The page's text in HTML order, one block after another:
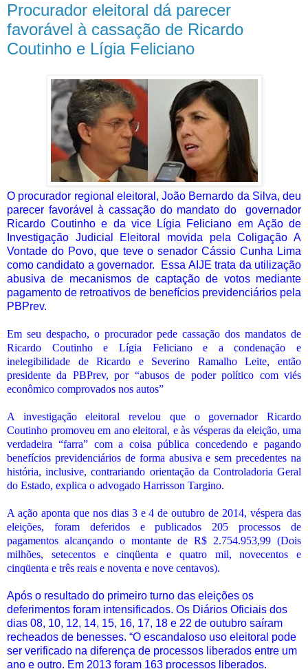
Procurador eleitoral dá parecer
favorável à cassação de Ricardo
Coutinho e Lígia Feliciano
O procurador regional eleitoral, João Bernardo da Silva, deu
parecer favorável à cassação do mandato do
governador
Ricardo Coutinho e da vice Lígia Feliciano em Ação de
Investigação Judicial Eleitoral movida pela Coligação A
Vontade do Povo, que teve o senador Cássio Cunha Lima
como candidato a governador.
Essa AIJE trata da utilização
abusiva de mecanismos de captação de votos mediante
pagamento de retroativos de benefícios previdenciários pela
PBPrev.
Em seu despacho, o procurador pede cassação dos mandatos de
Ricardo Coutinho e Lígia Feliciano e a condenação e
inelegibilidade de Ricardo e Severino Ramalho Leite, então
presidente da PBPrev, por “abusos de poder político com viés
econômico comprovados nos autos”
A investigação eleitoral revelou que o governador Ricardo
Coutinho promoveu em ano eleitoral, e às vésperas da eleição, uma
verdadeira “farra” com a coisa pública concedendo e pagando
benefícios previdenciários de forma abusiva e sem precedentes na
história, inclusive, contrariando orientação da Controladoria Geral
do Estado, explica o advogado Harrisson Targino.
A ação aponta que nos dias 3 e 4 de outubro de 2014, véspera das
eleições, foram deferidos e publicados 205 processos de
pagamentos alcançando o montante de R$ 2.754.953,99 (Dois
milhões, setecentos e cinqüenta e quatro mil, novecentos e
cinqüenta e três reais e noventa e nove centavos).
Após o resultado do primeiro turno das eleições os
deferimentos foram intensificados. Os Diários Oficiais dos
dias 08, 10, 12, 14, 15, 16, 17, 18 e 22 de outubro saíram
recheados de benesses. “O escandaloso uso eleitoral pode
ser verificado na diferença de processos liberados entre um
ano e outro. Em 2013 foram 163 processos liberados.